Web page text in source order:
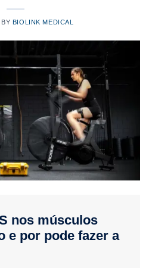
BY BIOLINK MEDICAL
nos músculos
e por pode fazer a